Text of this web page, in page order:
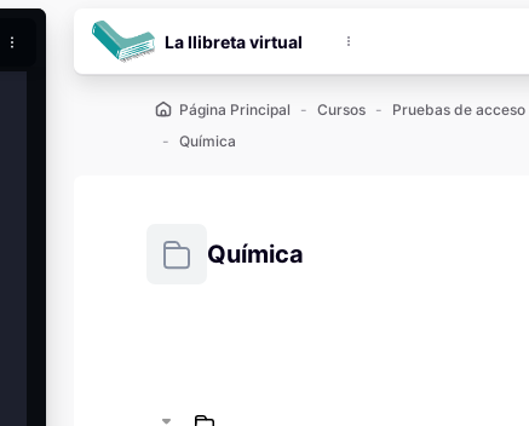
Buscar
La llibreta virtual
Página Principal Cursos Pruebas de acceso
Química
Química